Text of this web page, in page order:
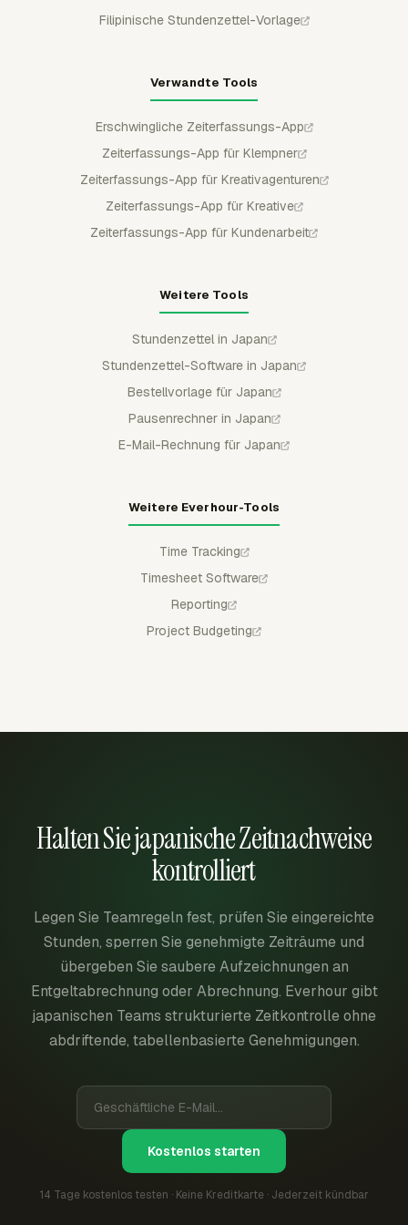
Filipinische Stundenzettel-Vorlage
Verwandte Tools
Erschwingliche Zeiterfassungs-App
Zeiterfassungs-App für Klempner
Zeiterfassungs-App für Kreativagenturen
Zeiterfassungs-App für Kreative
Zeiterfassungs-App für Kundenarbeit
Weitere Tools
Stundenzettel in Japan
Stundenzettel-Software in Japan
Bestellvorlage für Japan
Pausenrechner in Japan
E-Mail-Rechnung für Japan
Weitere Everhour-Tools
Time Tracking
Timesheet Software
Reporting
Project Budgeting
Halten Sie japanische Zeitnachweise
kontrolliert
Legen Sie Teamregeln fest, prüfen Sie eingereichte
Stunden, sperren Sie genehmigte Zeiträume und
übergeben Sie saubere Aufzeichnungen an
Entgeltabrechnung oder Abrechnung. Everhour gibt
japanischen Teams strukturierte Zeitkontrolle ohne
abdriftende, tabellenbasierte Genehmigungen.
Kostenlos starten
14 Tage kostenlos testen · Keine Kreditkarte · Jederzeit kündbar